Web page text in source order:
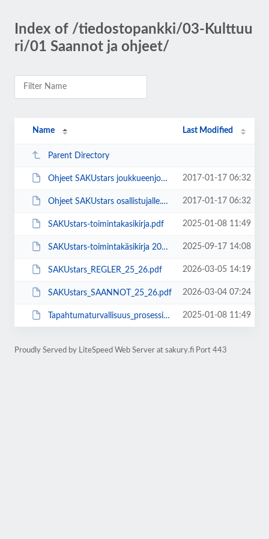
Index of /tiedostopankki/03-Kulttuu
ri/01 Saannot ja ohjeet/
Name Last Modified
Parent Directory
Ohjeet SAKUstars joukkueenjohtajalle ja kisahuoltajalle.docx 2017-01-17 06:32
Ohjeet SAKUstars osallistujalle.docx 2017-01-17 06:32
SAKUstars-toimintakasikirja.pdf 2025-01-08 11:49
SAKUstars-toimintakäsikirja 2025.pdf 2025-09-17 14:08
SAKUstars_REGLER_25_26.pdf 2026-03-05 14:19
SAKUstars_SAANNOT_25_26.pdf 2026-03-04 07:24
Tapahtumaturvallisuus_prosessi_liitetiedosto.pdf 2025-01-08 11:49
Proudly Served by LiteSpeed Web Server at sakury.fi Port 443